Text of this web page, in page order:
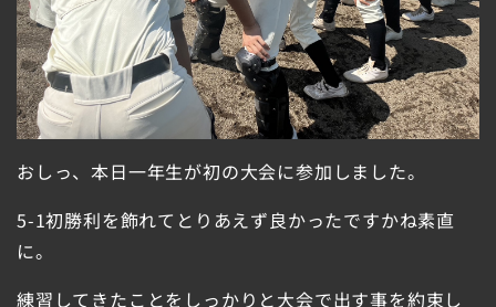
おしっ、本日一年生が初の大会に参加しました。
5-1初勝利を飾れてとりあえず良かったですかね素直
に。
練習してきたことをしっかりと大会で出す事を約束し